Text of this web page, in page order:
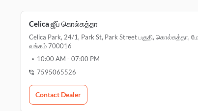
Celica ஜீப் கொல்கத்தா
Celica Park, 24/1, Park St, Park Street பகுதி, கொல்கத்தா,
வங்கம் 700016
10:00 AM - 07:00 PM
7595065526
Contact Dealer